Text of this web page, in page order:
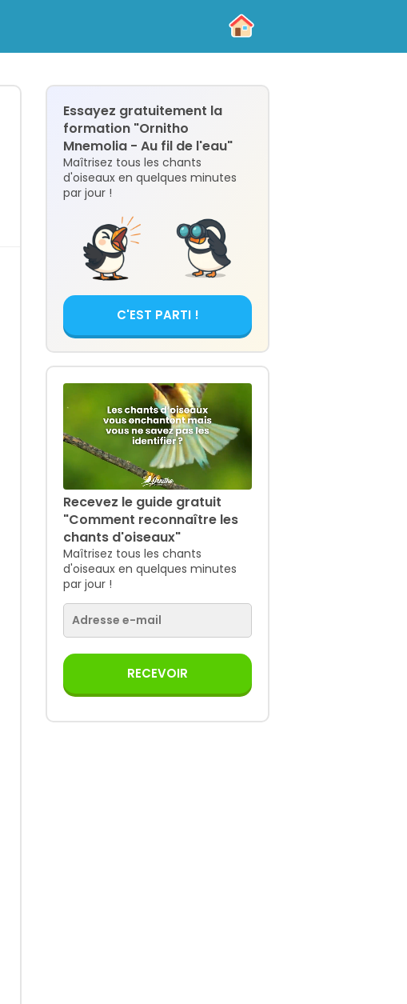
Essayez gratuitement la
formation "Ornitho
Mnemolia - Au fil de l'eau"
Maîtrisez tous les chants
d'oiseaux en quelques minutes
par jour !
C'EST PARTI !
Recevez le guide gratuit
"Comment reconnaître les
chants d'oiseaux"
Maîtrisez tous les chants
d'oiseaux en quelques minutes
par jour !
RECEVOIR